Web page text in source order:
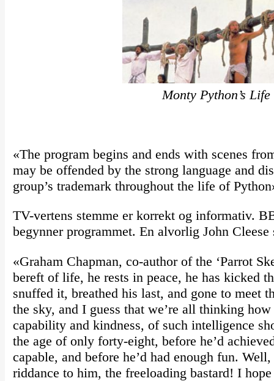
Monty Python’s
«The program begins and ends with scenes
may be offended by the strong language and
group’s trademark throughout the life of
TV-vertens stemme er korrekt og informativ.
begynner programmet. En alvorlig John
«Graham Chapman, co-author of the ‘Parrot
bereft of life, he rests in peace, he has kicked
snuffed it, breathed his last, and gone to meet
the sky, and I guess that we’re all thinking
capability and kindness, of such intelligence
the age of only forty-eight, before he’d
capable, and before he’d had enough fun.
riddance to him, the freeloading bastard! I